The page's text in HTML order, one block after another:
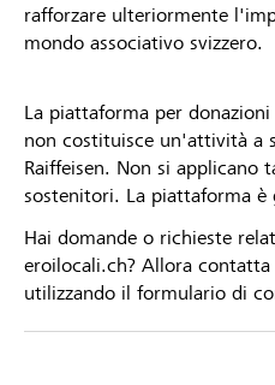
rafforzare ulteriormente
mondo associativo svizzero.
La piattaforma per
non costituisce un'attività a
Raiffeisen. Non si applicano
sostenitori. La piattaforma
Hai domande o richieste
eroilocali.ch? Allora
utilizzando il formulario di